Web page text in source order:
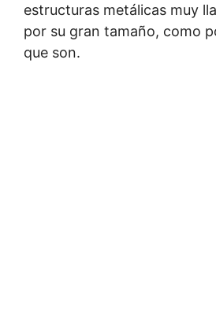
estructuras metálicas muy
por su gran tamaño, como
que son.